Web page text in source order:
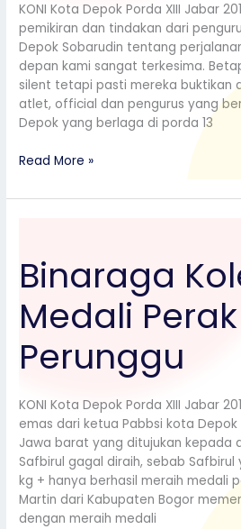
KONI Kota Depok Porda XIII Jabar
pemikiran dan tindakan dari
Depok Sobarudin tentang
depan kami sangat terkesima.
silent tetapi pasti mereka buktikan
atlet, official dan pengurus yang
Depok yang berlaga di porda 13
Read More »
Binaraga
Medali
Perunggu
KONI Kota Depok Porda XIII Jabar
emas dari ketua Pabbsi kota Depok
Jawa barat yang ditujukan kepada
Safbirul gagal diraih, sebab Safbirul
kg + hanya berhasil meraih medali
Martin dari Kabupaten Bogor
dengan meraih medali
Medali
Perak
Dan
Perunggu